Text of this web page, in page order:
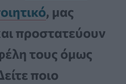
, μας
προστατεύουν
τους όμως
ποιο